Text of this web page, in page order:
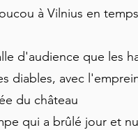
à Vilnius en
d'audience que les
diables, avec
du château
qui a brûlé jour et